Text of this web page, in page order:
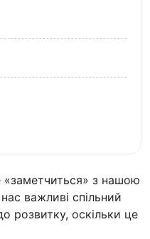
з нашою
важливі спільний
розвитку, оскільки це